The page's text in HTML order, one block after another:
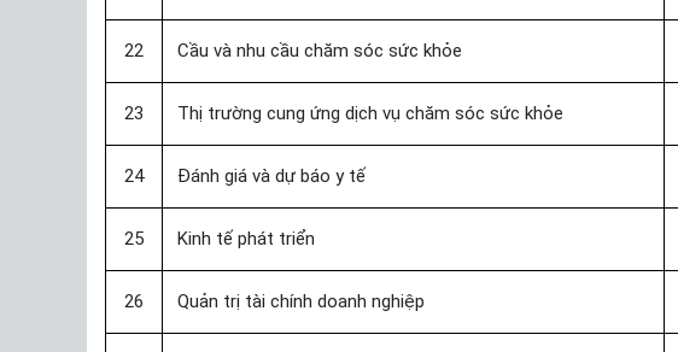
22 Cầu và nhu cầu chăm sóc sức khỏe
23 Thị trường cung ứng dịch vụ chăm sóc sức khỏe
24 Đánh giá và dự báo y tế
25 Kinh tế phát triển
26 Quản trị tài chính doanh nghiệp